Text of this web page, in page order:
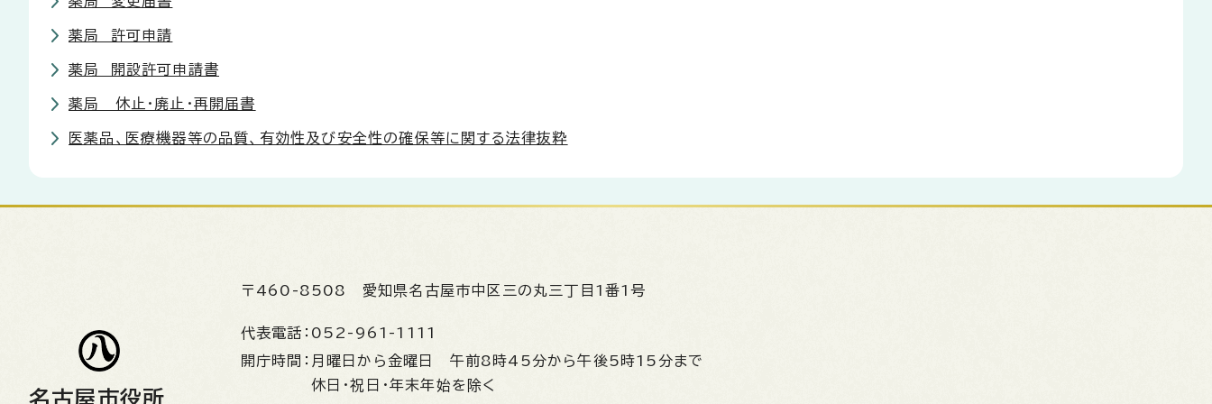
薬局 許可申請
薬局 開設許可申請書
薬局 休止・廃止・再開届書
医薬品、医療機器等の品質、有効性及び安全性の確保等に関する法律抜粋
名古屋市役所
〒460-8508 愛知県名古屋市中区三の丸三丁目1番1号
代表電話： 052-961-1111
開庁時間： 月曜日から金曜日 午前8時45分から午後5時15分まで
休日・祝日・年末年始を除く